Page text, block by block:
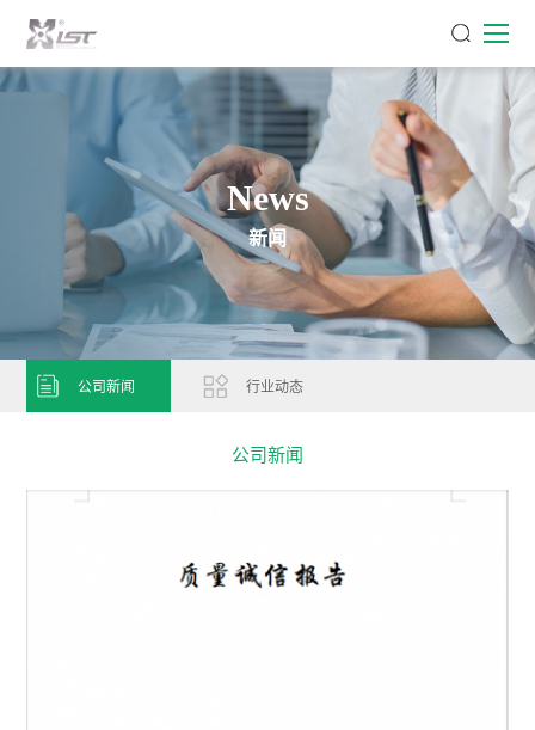
News
新闻
公司新闻 行业动态
公司新闻